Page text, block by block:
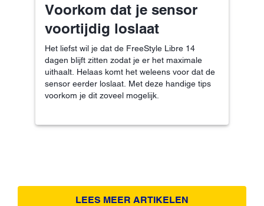
Voorkom dat je sensor
voortijdig loslaat
Het liefst wil je dat de FreeStyle Libre 14
dagen blijft zitten zodat je er het maximale
uithaalt. Helaas komt het weleens voor dat de
sensor eerder loslaat. Met deze handige tips
voorkom je dit zoveel mogelijk.
LEES MEER ARTIKELEN